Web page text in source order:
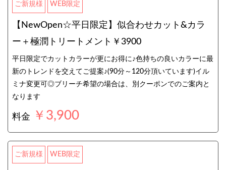
ご新規様 WEB限定
【NewOpen☆平日限定】似合わせカット&カラ
ー＋極潤トリートメント￥3900
平日限定でカットカラーが更にお得に♪色持ちの良いカラーに最
新のトレンドを交えてご提案♪(90分～120分頂いています)イル
ミナ変更可◎ブリーチ希望の場合は、別クーポンでのご案内と
なります
料金 ￥3,900
ご新規様 WEB限定